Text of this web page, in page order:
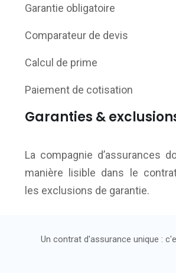
Garantie obligatoire
Comparateur de devis
Calcul de prime
Paiement de cotisation
Garanties &
La compagnie d’assurances
manière lisible dans le
les exclusions de garantie.
Un contrat d'assurance unique :